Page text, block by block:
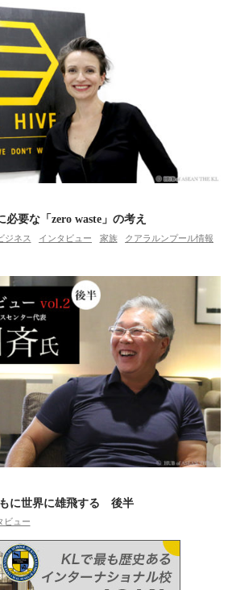
要な「zero waste」の考え
ジネス インタビュー 家族
クアラルンプール情報
に世界に雄飛する 後半
ビュー